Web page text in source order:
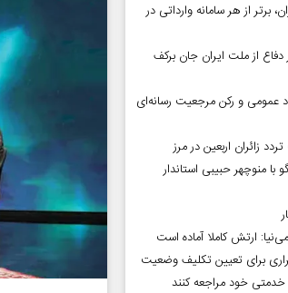
برتر از هر سامانه وارداتی در
دفاع از ملت ایران جان برکف
عمومی و رکن مرجعیت رسانه‌ای
زائران اربعین در مرز
منوچهر حبیبی استاندار
ارتش کاملا آماده است
برای تعیین تکلیف وضعیت
خود مراجعه کنند